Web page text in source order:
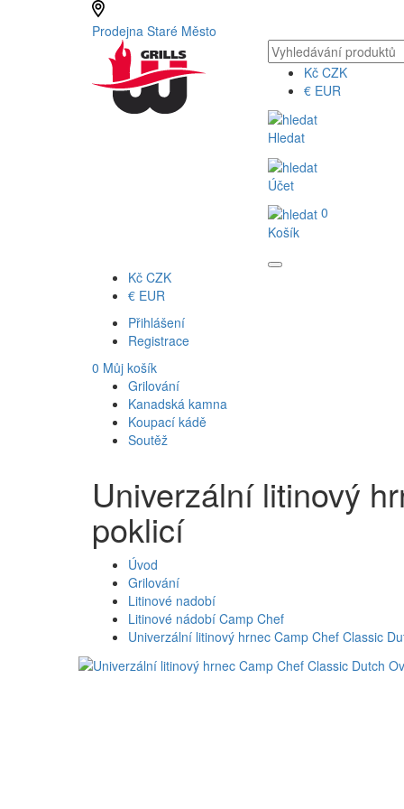
Prodejna Staré Město
Kč CZK
€ EUR
Hledat
Účet
0
Košík
Kč CZK
€ EUR
Přihlášení
Registrace
0 Můj košík
Grilování
Kanadská kamna
Koupací kádě
Soutěž
Univerzální litinový
poklicí
Úvod
Grilování
Litinové nadobí
Litinové nádobí Camp Chef
Univerzální litinový hrnec Camp Chef Classic